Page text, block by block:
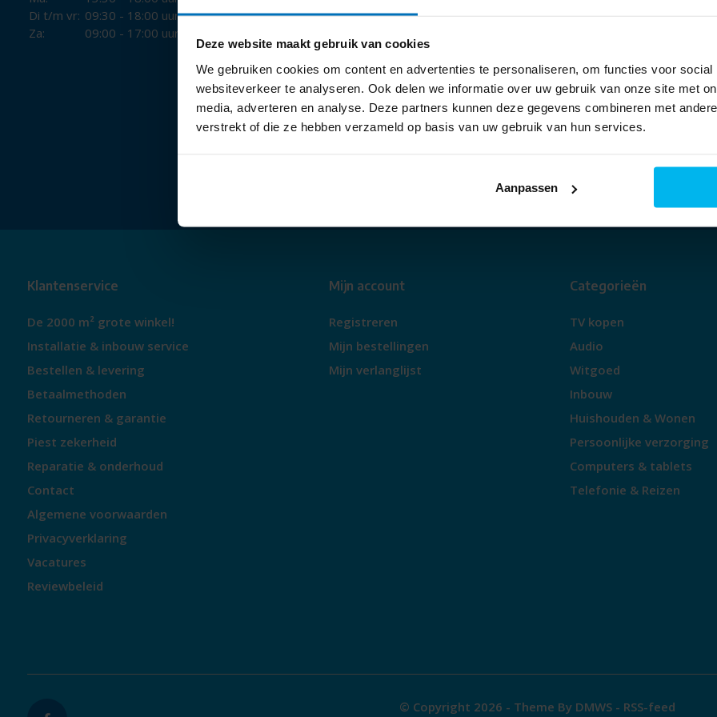
Deze website maakt gebruik van cookies
We gebruiken cookies om content en advertenties te personaliseren, om functies voor
websiteverkeer te analyseren. Ook delen we informatie over uw gebruik van onze site met
media, adverteren en analyse. Deze partners kunnen deze gegevens combineren met
verstrekt of die ze hebben verzameld op basis van uw gebruik van hun services.
Aanpassen
Di t/m vr: 09:30 - 18:00 uur
Za:
09:00 - 17:00 uur Tel:053 - 435 9112
info@piest.nl
WhatsApp:06 - 48956035
Heeft u een vraag? Bel, mail of app
Klantenservice
De 2000 m² grote winkel!
Installatie & inbouw service
Bestellen & levering
Betaalmethoden
Retourneren & garantie
Piest zekerheid
Reparatie & onderhoud
Contact
Algemene voorwaarden
Privacyverklaring
Vacatures
Reviewbeleid
Mijn account
Registreren
Mijn bestellingen
Mijn verlanglijst
Categorieën
TV kopen
Audio
Witgoed
Inbouw
Huishouden & Wonen
Persoonlijke verzorging
Computers & tablets
Telefonie & Reizen
© Copyright 2026 - Theme By DMWS - RSS-feed